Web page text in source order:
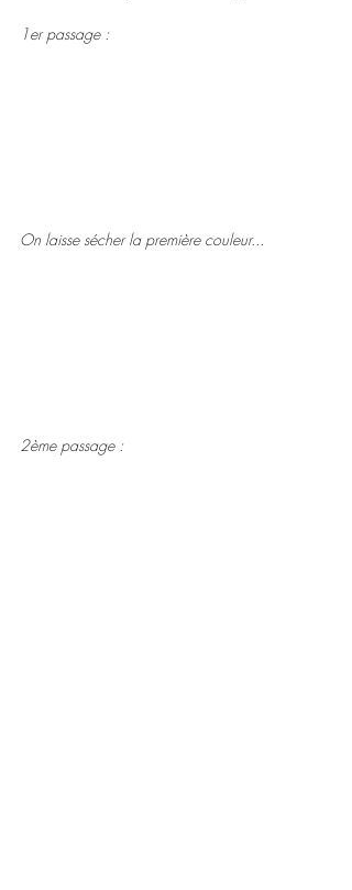
1er passage :
On laisse sécher la première couleur...
2ème passage :